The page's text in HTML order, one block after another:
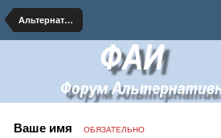
Альтернативная Биология
Ваше имя ОБЯЗАТЕЛЬНО